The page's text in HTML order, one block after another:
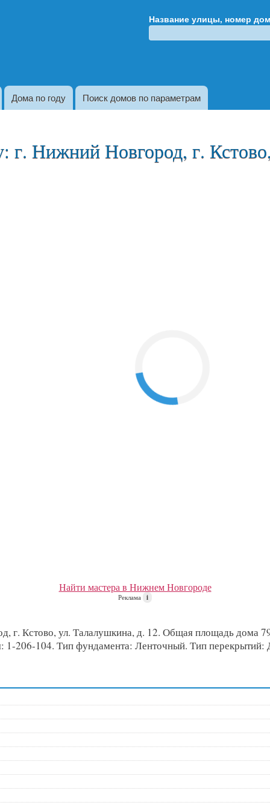
Название улицы, номер
Дома по году Поиск домов по параметрам
г. Нижний Новгород, г.
Найти мастера в Нижнем Новгороде
Реклама i
г. Кстово, ул. Талалушкина, д. 12. Общая площадь дома
1-206-104. Тип фундамента: Ленточный. Тип